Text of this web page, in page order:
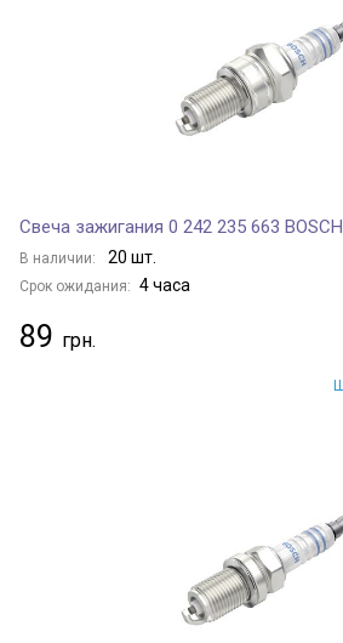
Свеча зажигания 0 242 235 663 BOSCH
В наличии: 20 шт.
Срок ожидания: 4 часа
89